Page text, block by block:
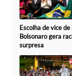
Escolha de vice de
Bolsonaro gera
surpresa